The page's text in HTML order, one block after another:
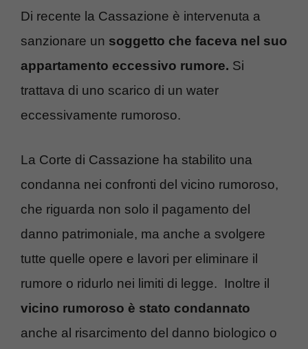
Di recente la Cassazione è intervenuta a
sanzionare un soggetto che faceva nel suo
appartamento eccessivo rumore. Si
trattava di uno scarico di un water
eccessivamente rumoroso.
La Corte di Cassazione ha stabilito una
condanna nei confronti del vicino rumoroso,
che riguarda non solo il pagamento del
danno patrimoniale, ma anche a svolgere
tutte quelle opere e lavori per eliminare il
rumore o ridurlo nei limiti di legge. Inoltre il
vicino rumoroso è stato condannato
anche al risarcimento del danno biologico o